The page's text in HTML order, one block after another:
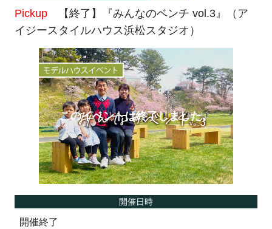
Pickup
【終了】『みんなのベンチ vol.3』（ア
イジースタイルハウス浜松スタジオ）
開催日時
開催終了